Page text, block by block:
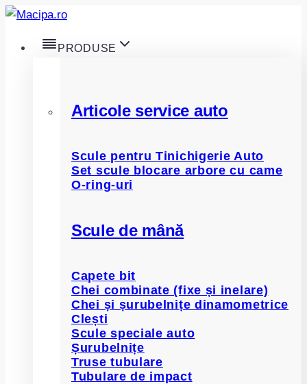
Skip
content
PRODUSE
Articole service auto
Scule pentru Tinichigerie Auto
Set scule blocare arbore cu came
O-ring-uri
Scule de mână
Capete bit
Chei combinate (fixe și inelare)
Chei și șurubelnițe dinamometrice
Clești
Scule speciale auto
Șurubelnițe
Truse tubulare
Tubulare de impact